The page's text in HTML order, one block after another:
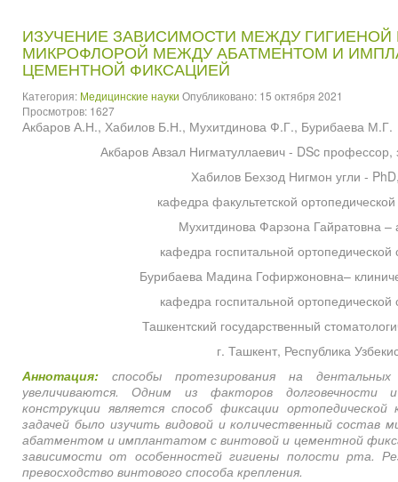
ИЗУЧЕНИЕ ЗАВИСИМОСТИ МЕЖДУ ГИГИЕНОЙ
МИКРОФЛОРОЙ МЕЖДУ АБАТМЕНТОМ И
ЦЕМЕНТНОЙ ФИКСАЦИЕЙ
Категория: Медицинские науки Опубликовано: 15 октября 2021
Просмотров: 1627
Акбаров А.Н., Хабилов Б.Н., Мухитдинова Ф.Г., Бурибаева М.Г.
Акбаров Авзал Нигматуллаевич - DSc
Хабилов Бехзод Нигмон угли -
кафедра факультетской
Мухитдинова Фарзона Гайратовна –
кафедра госпитальной ортопедической
Бурибаева Мадина Гофиржоновна–
кафедра госпитальной ортопедической
Ташкентский государственный
г. Ташкент, Республика
Аннотация: способы протезирования на
увеличиваются. Одним из факторов долговечности
конструкции является способ фиксации
задачей было изучить видовой и количественный состав
абатментом и имплантатом с винтовой и цементной
зависимости от особенностей гигиены полости рта.
превосходство винтового способа крепления.